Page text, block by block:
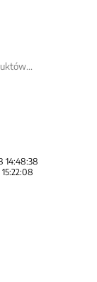
14:48:38